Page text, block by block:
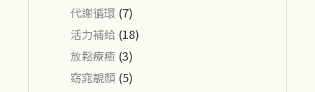
代謝循環 (7)
活力補給 (18)
放鬆療癒 (3)
窈窕靚顏 (5)